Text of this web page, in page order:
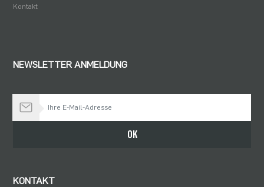
Kontakt
NEWSLETTER ANMELDUNG
OK
KONTAKT